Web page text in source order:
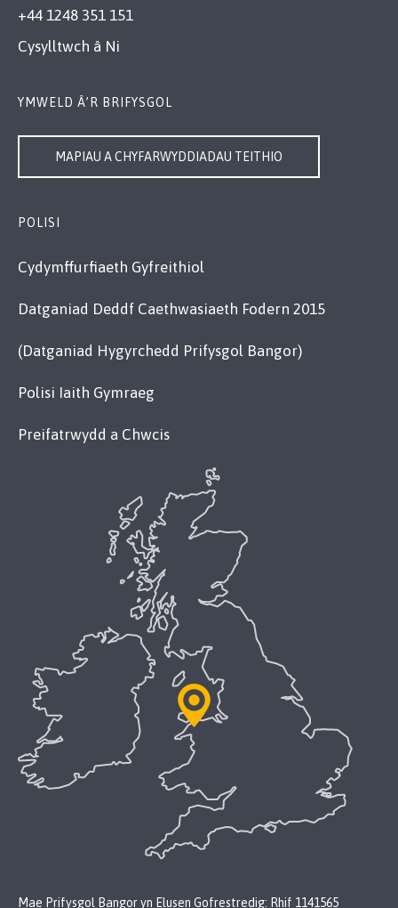
+44 1248 351 151
Cysylltwch â Ni
YMWELD Â’R BRIFYSGOL
MAPIAU A CHYFARWYDDIADAU TEITHIO
POLISI
Cydymffurfiaeth Gyfreithiol
Datganiad Deddf Caethwasiaeth Fodern 2015
(Datganiad Hygyrchedd Prifysgol Bangor)
Polisi Iaith Gymraeg
Preifatrwydd a Chwcis
Mae Prifysgol Bangor yn Elusen Gofrestredig: Rhif 1141565